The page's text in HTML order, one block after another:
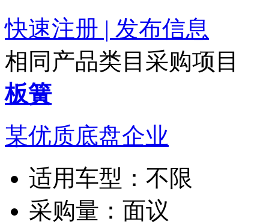
快速注册 | 发布信息
相同产品类目采购项目
板簧
某优质底盘企业
适用车型： 不限
采购量： 面议